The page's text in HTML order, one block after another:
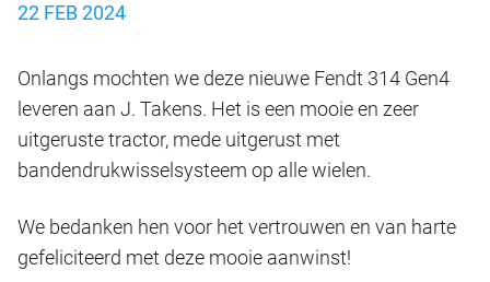
22 FEB 2024
Onlangs mochten we deze nieuwe Fendt 314 Gen4
leveren aan J. Takens. Het is een mooie en zeer
uitgeruste tractor, mede uitgerust met
bandendrukwisselsysteem op alle wielen.
We bedanken hen voor het vertrouwen en van harte
gefeliciteerd met deze mooie aanwinst!